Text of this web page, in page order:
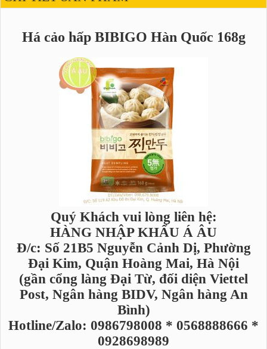
Há cảo hấp BIBIGO Hàn Quốc 168g
Quý Khách vui lòng liên hệ:
HÀNG NHẬP KHẨU Á ÂU
Đ/c: Số 21B5 Nguyễn Cảnh Dị, Phường
Đại Kim, Quận Hoàng Mai, Hà Nội
(gần cổng làng Đại Từ, đối diện Viettel
Post, Ngân hàng BIDV, Ngân hàng An
Bình)
Hotline/Zalo: 0986798008 * 0568888666 *
0928698989